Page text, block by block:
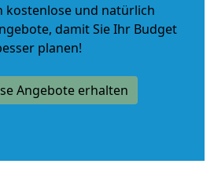
kostenlose und natürlich
, damit Sie Ihr Budget
planen!
Angebote erhalten